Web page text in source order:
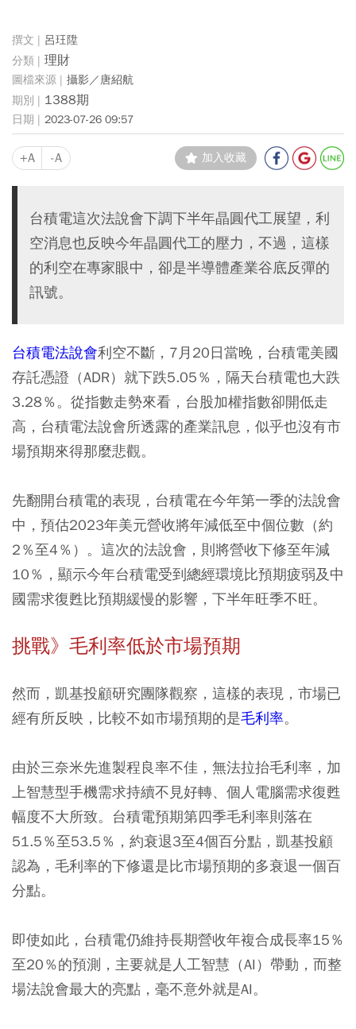
呂玨陞
理財
攝影／唐紹航
1388期
2023-07-26 09:57
+A -A 加入收藏
台積電這次法說會下調下半年晶圓代工展望，利
空消息也反映今年晶圓代工的壓力，不過，這樣
的利空在專家眼中，卻是半導體產業谷底反彈的
訊號。
台積電法說會利空不斷，7月20日當晚，台積電美國
存託憑證（ADR）就下跌5.05％，隔天台積電也大跌
3.28％。從指數走勢來看，台股加權指數卻開低走
高，台積電法說會所透露的產業訊息，似乎也沒有市
場預期來得那麼悲觀。
先翻開台積電的表現，台積電在今年第一季的法說會
中，預估2023年美元營收將年減低至中個位數（約
2％至4％）。這次的法說會，則將營收下修至年減
10％，顯示今年台積電受到總經環境比預期疲弱及中
國需求復甦比預期緩慢的影響，下半年旺季不旺。
挑戰》毛利率低於市場預期
然而，凱基投顧研究團隊觀察，這樣的表現，市場已
經有所反映，比較不如市場預期的是毛利率。
由於三奈米先進製程良率不佳，無法拉抬毛利率，加
上智慧型手機需求持續不見好轉、個人電腦需求復甦
幅度不大所致。台積電預期第四季毛利率則落在
51.5％至53.5％，約衰退3至4個百分點，凱基投顧
認為，毛利率的下修還是比市場預期的多衰退一個百
分點。
即使如此，台積電仍維持長期營收年複合成長率15％
至20％的預測，主要就是人工智慧（AI）帶動，而整
場法說會最大的亮點，毫不意外就是AI。